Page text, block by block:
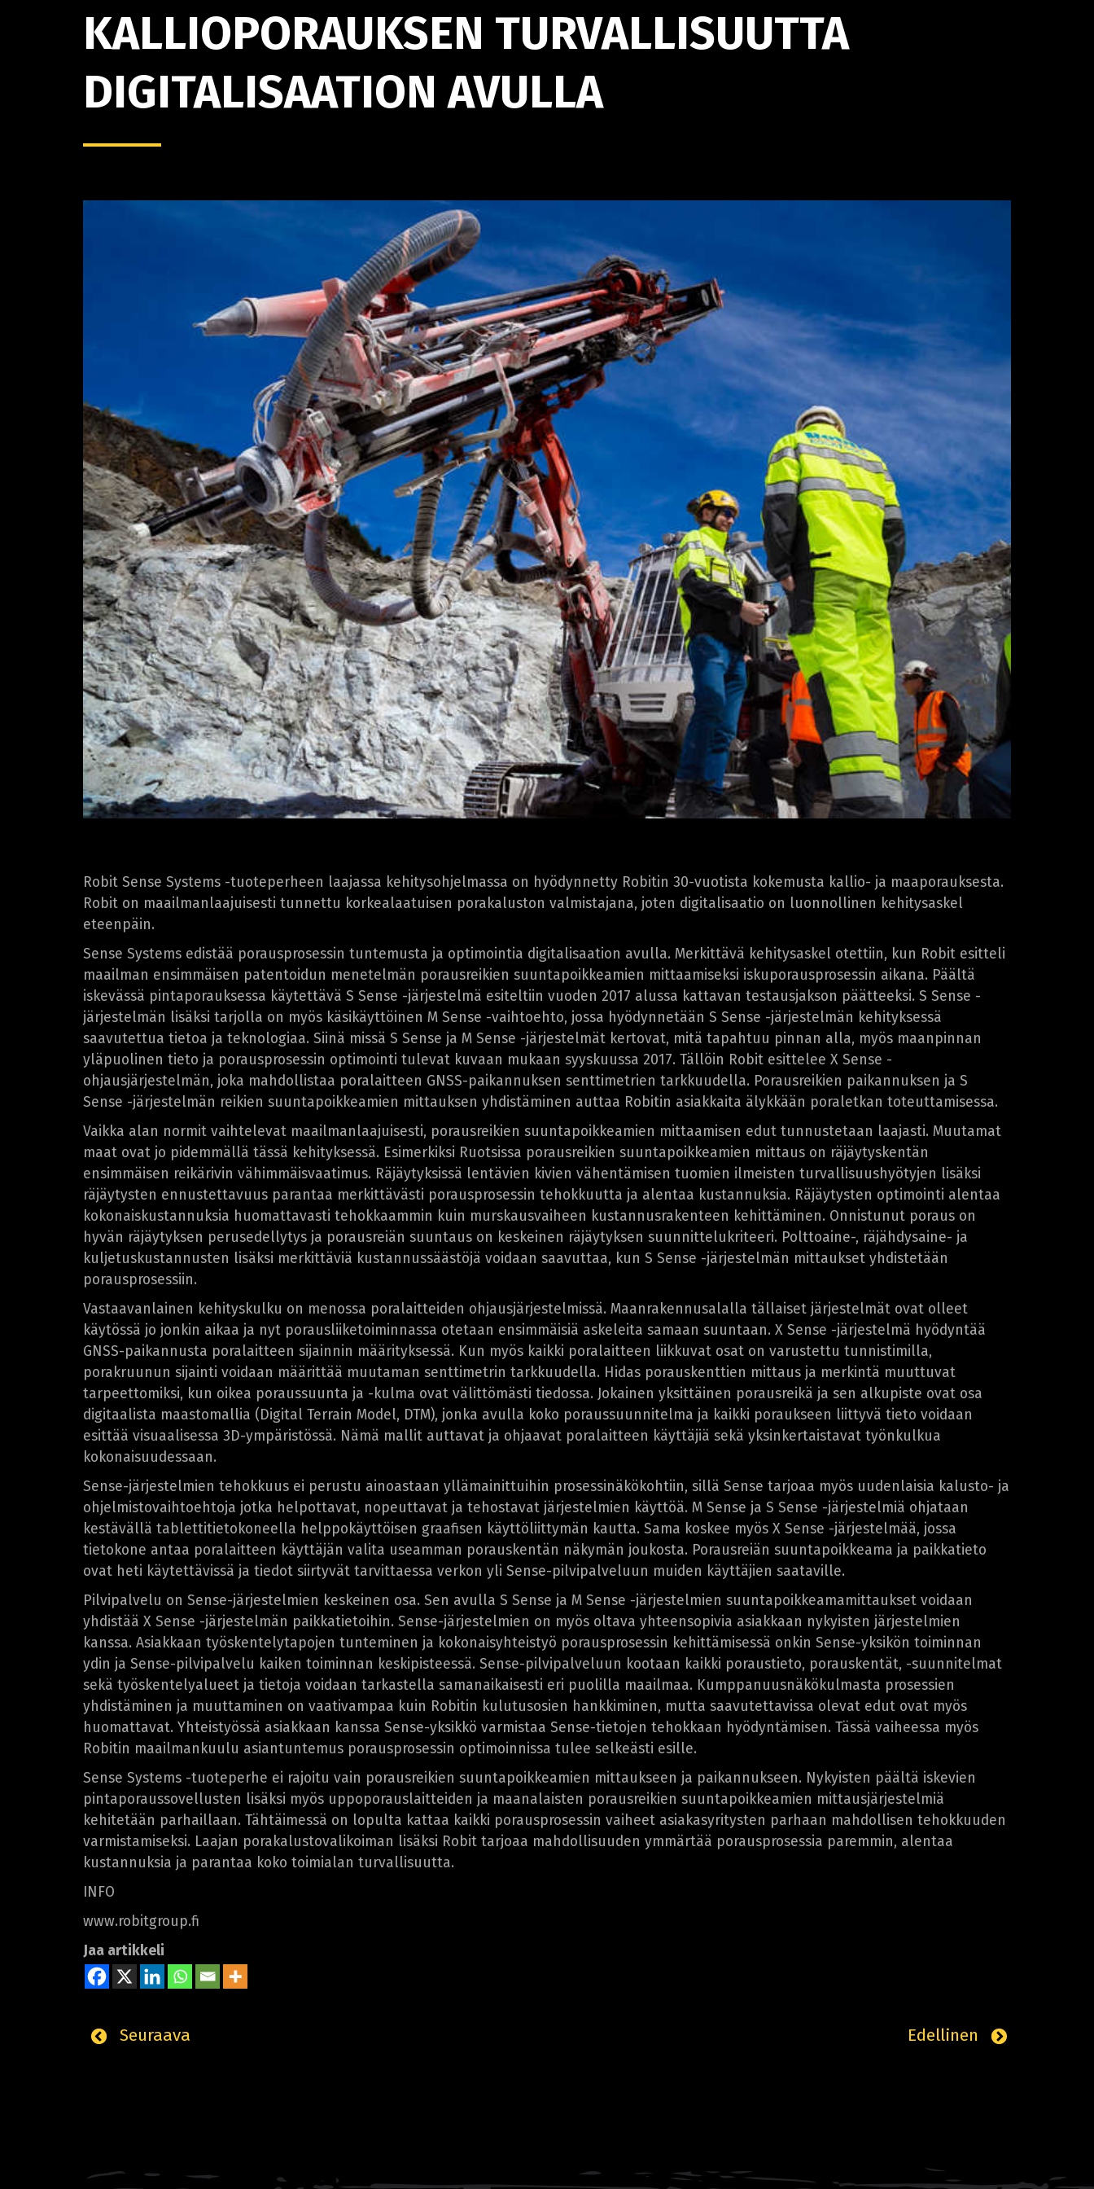
KALLIOPORAUKSEN TURVALLISUUTTA
DIGITALISAATION AVULLA
Robit Sense Systems -tuoteperheen laajassa kehitysohjelmassa on hyödynnetty Robitin 30-vuotista kokemusta kallio- ja maaporauksesta.
Robit on maailmanlaajuisesti tunnettu korkealaatuisen porakaluston valmistajana, joten digitalisaatio on luonnollinen kehitysaskel
eteenpäin.
Sense Systems edistää porausprosessin tuntemusta ja optimointia digitalisaation avulla. Merkittävä kehitysaskel otettiin, kun Robit esitteli
maailman ensimmäisen patentoidun menetelmän porausreikien suuntapoikkeamien mittaamiseksi iskuporausprosessin aikana. Päältä
iskevässä pintaporauksessa käytettävä S Sense -järjestelmä esiteltiin vuoden 2017 alussa kattavan testausjakson päätteeksi. S Sense -
järjestelmän lisäksi tarjolla on myös käsikäyttöinen M Sense -vaihtoehto, jossa hyödynnetään S Sense -järjestelmän kehityksessä
saavutettua tietoa ja teknologiaa. Siinä missä S Sense ja M Sense -järjestelmät kertovat, mitä tapahtuu pinnan alla, myös maanpinnan
yläpuolinen tieto ja porausprosessin optimointi tulevat kuvaan mukaan syyskuussa 2017. Tällöin Robit esittelee X Sense -
ohjausjärjestelmän, joka mahdollistaa poralaitteen GNSS-paikannuksen senttimetrien tarkkuudella. Porausreikien paikannuksen ja S
Sense -järjestelmän reikien suuntapoikkeamien mittauksen yhdistäminen auttaa Robitin asiakkaita älykkään poraletkan toteuttamisessa.
Vaikka alan normit vaihtelevat maailmanlaajuisesti, porausreikien suuntapoikkeamien mittaamisen edut tunnustetaan laajasti. Muutamat
maat ovat jo pidemmällä tässä kehityksessä. Esimerkiksi Ruotsissa porausreikien suuntapoikkeamien mittaus on räjäytyskentän
ensimmäisen reikärivin vähimmäisvaatimus. Räjäytyksissä lentävien kivien vähentämisen tuomien ilmeisten turvallisuushyötyjen lisäksi
räjäytysten ennustettavuus parantaa merkittävästi porausprosessin tehokkuutta ja alentaa kustannuksia. Räjäytysten optimointi alentaa
kokonaiskustannuksia huomattavasti tehokkaammin kuin murskausvaiheen kustannusrakenteen kehittäminen. Onnistunut poraus on
hyvän räjäytyksen perusedellytys ja porausreiän suuntaus on keskeinen räjäytyksen suunnittelukriteeri. Polttoaine-, räjähdysaine- ja
kuljetuskustannusten lisäksi merkittäviä kustannussäästöjä voidaan saavuttaa, kun S Sense -järjestelmän mittaukset yhdistetään
porausprosessiin.
Vastaavanlainen kehityskulku on menossa poralaitteiden ohjausjärjestelmissä. Maanrakennusalalla tällaiset järjestelmät ovat olleet
käytössä jo jonkin aikaa ja nyt porausliiketoiminnassa otetaan ensimmäisiä askeleita samaan suuntaan. X Sense -järjestelmä hyödyntää
GNSS-paikannusta poralaitteen sijainnin määrityksessä. Kun myös kaikki poralaitteen liikkuvat osat on varustettu tunnistimilla,
porakruunun sijainti voidaan määrittää muutaman senttimetrin tarkkuudella. Hidas porauskenttien mittaus ja merkintä muuttuvat
tarpeettomiksi, kun oikea poraussuunta ja -kulma ovat välittömästi tiedossa. Jokainen yksittäinen porausreikä ja sen alkupiste ovat osa
digitaalista maastomallia (Digital Terrain Model, DTM), jonka avulla koko poraussuunnitelma ja kaikki poraukseen liittyvä tieto voidaan
esittää visuaalisessa 3D-ympäristössä. Nämä mallit auttavat ja ohjaavat poralaitteen käyttäjiä sekä yksinkertaistavat työnkulkua
kokonaisuudessaan.
Sense-järjestelmien tehokkuus ei perustu ainoastaan yllämainittuihin prosessinäkökohtiin, sillä Sense tarjoaa myös uudenlaisia kalusto- ja
ohjelmistovaihtoehtoja jotka helpottavat, nopeuttavat ja tehostavat järjestelmien käyttöä. M Sense ja S Sense -järjestelmiä ohjataan
kestävällä tablettitietokoneella helppokäyttöisen graafisen käyttöliittymän kautta. Sama koskee myös X Sense -järjestelmää, jossa
tietokone antaa poralaitteen käyttäjän valita useamman porauskentän näkymän joukosta. Porausreiän suuntapoikkeama ja paikkatieto
ovat heti käytettävissä ja tiedot siirtyvät tarvittaessa verkon yli Sense-pilvipalveluun muiden käyttäjien saataville.
Pilvipalvelu on Sense-järjestelmien keskeinen osa. Sen avulla S Sense ja M Sense -järjestelmien suuntapoikkeamamittaukset voidaan
yhdistää X Sense -järjestelmän paikkatietoihin. Sense-järjestelmien on myös oltava yhteensopivia asiakkaan nykyisten järjestelmien
kanssa. Asiakkaan työskentelytapojen tunteminen ja kokonaisyhteistyö porausprosessin kehittämisessä onkin Sense-yksikön toiminnan
ydin ja Sense-pilvipalvelu kaiken toiminnan keskipisteessä. Sense-pilvipalveluun kootaan kaikki poraustieto, porauskentät, -suunnitelmat
sekä työskentelyalueet ja tietoja voidaan tarkastella samanaikaisesti eri puolilla maailmaa. Kumppanuusnäkökulmasta prosessien
yhdistäminen ja muuttaminen on vaativampaa kuin Robitin kulutusosien hankkiminen, mutta saavutettavissa olevat edut ovat myös
huomattavat. Yhteistyössä asiakkaan kanssa Sense-yksikkö varmistaa Sense-tietojen tehokkaan hyödyntämisen. Tässä vaiheessa myös
Robitin maailmankuulu asiantuntemus porausprosessin optimoinnissa tulee selkeästi esille.
Sense Systems -tuoteperhe ei rajoitu vain porausreikien suuntapoikkeamien mittaukseen ja paikannukseen. Nykyisten päältä iskevien
pintaporaussovellusten lisäksi myös uppoporauslaitteiden ja maanalaisten porausreikien suuntapoikkeamien mittausjärjestelmiä
kehitetään parhaillaan. Tähtäimessä on lopulta kattaa kaikki porausprosessin vaiheet asiakasyritysten parhaan mahdollisen tehokkuuden
varmistamiseksi. Laajan porakalustovalikoiman lisäksi Robit tarjoaa mahdollisuuden ymmärtää porausprosessia paremmin, alentaa
kustannuksia ja parantaa koko toimialan turvallisuutta.
INFO
www.robitgroup.fi
Jaa artikkeli
Edellinen
Seuraava